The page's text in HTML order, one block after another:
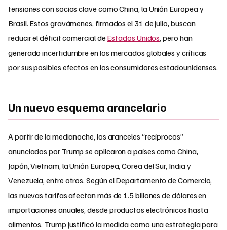
tensiones con socios clave como China, la Unión Europea y
Brasil. Estos gravámenes, firmados el 31 de julio, buscan
reducir el déficit comercial de Estados Unidos, pero han
generado incertidumbre en los mercados globales y críticas
por sus posibles efectos en los consumidores estadounidenses.
Un nuevo esquema arancelario
A partir de la medianoche, los aranceles “recíprocos”
anunciados por Trump se aplicaron a países como China,
Japón, Vietnam, la Unión Europea, Corea del Sur, India y
Venezuela, entre otros. Según el Departamento de Comercio,
las nuevas tarifas afectan más de 1.5 billones de dólares en
importaciones anuales, desde productos electrónicos hasta
alimentos. Trump justificó la medida como una estrategia para